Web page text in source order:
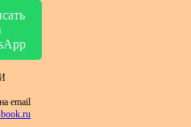
email